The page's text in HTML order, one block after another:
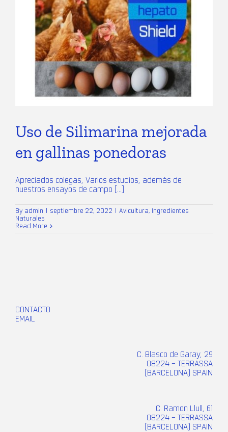
Uso de Silimarina mejorada
en gallinas ponedoras
Apreciados colegas, Varios estudios, además de
nuestros ensayos de campo [...]
By admin septiembre 22, 2022 Avicultura,
Ingredientes
Naturales
Read More
CONTACTO
EMAIL
C. Blasco de Garay, 29
08224 – TERRASSA
(BARCELONA) SPAIN
C. Ramon Llull, 61
08224 – TERRASSA
(BARCELONA) SPAIN